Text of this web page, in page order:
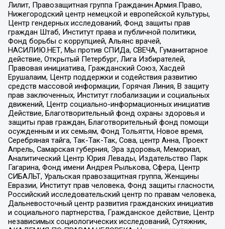
Лилит, Правозащитная группа Гражданин.Армия.Право,
Нижегородский центр немецкой и европейской культуры,
Центр гендерных исследований, Фонд защиты прав
граждан Штаб, Институт права и публичной политики,
Фонд борьбы с коррупцией, Альянс врачей,
НАСИЛИЮ.НЕТ, Мы против СПИДа, СВЕЧА, Гуманитарное
действие, Открытый Петербург, Лига Избирателей,
Правовая инициатива, Гражданский Союз, Хасдей
Ерушалаим, Центр поддержки и содействия развитию
средств массовой информации, Горячая Линия, В защиту
прав заключенных, Институт глобализации и социальных
движений, Центр социально-информационных инициатив
Действие, Благотворительный фонд охраны здоровья и
защиты прав граждан, Благотворительный фонд помощи
осужденным и их семьям, Фонд Тольятти, Новое время,
Серебряная тайга, Так-Так-Так, Сова, центр Анна, Проект
Апрель, Самарская губерния, Эра здоровья, Мемориал,
Аналитический Центр Юрия Левады, Издательство Парк
Гагарина, Фонд имени Андрея Рылькова, Сфера, Центр
СИБАЛЬТ, Уральская правозащитная группа, Женщины
Евразии, Институт прав человека, Фонд защиты гласности,
Российский исследовательский центр по правам человека,
Дальневосточный центр развития гражданских инициатив
и социального партнерства, Гражданское действие, Центр
независимых социологических исследований, Сутяжник,